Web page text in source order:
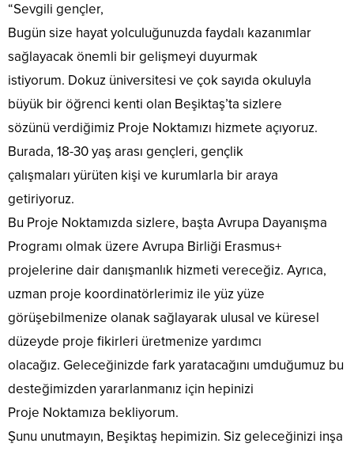
“Sevgili gençler,
Bugün size hayat yolculuğunuzda faydalı kazanımlar
sağlayacak önemli bir gelişmeyi duyurmak
istiyorum. Dokuz üniversitesi ve çok sayıda okuluyla
büyük bir öğrenci kenti olan Beşiktaş’ta sizlere
sözünü verdiğimiz Proje Noktamızı hizmete açıyoruz.
Burada, 18-30 yaş arası gençleri, gençlik
çalışmaları yürüten kişi ve kurumlarla bir araya
getiriyoruz.
Bu Proje Noktamızda sizlere, başta Avrupa Dayanışma
Programı olmak üzere Avrupa Birliği Erasmus+
projelerine dair danışmanlık hizmeti vereceğiz. Ayrıca,
uzman proje koordinatörlerimiz ile yüz yüze
görüşebilmenize olanak sağlayarak ulusal ve küresel
düzeyde proje fikirleri üretmenize yardımcı
olacağız. Geleceğinizde fark yaratacağını umduğumuz bu
desteğimizden yararlanmanız için hepinizi
Proje Noktamıza bekliyorum.
Şunu unutmayın, Beşiktaş hepimizin. Siz geleceğinizi inşa